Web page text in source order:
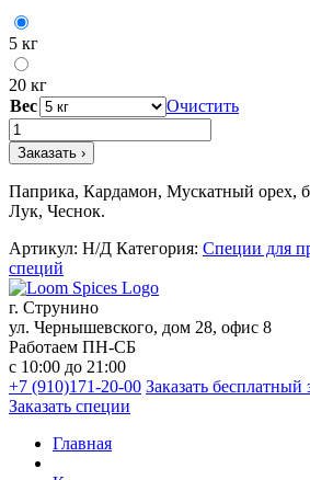
5 кг
20 кг
Вес
Очистить
Количество
товара
Приправа
для
Шашлыка
Заказать ›
Паприка, Кардамон, Мускатный орех,
Лук, Чеснок.
Артикул: Н/Д Категория: Специи для
специй
г. Струнино
ул. Чернышевского, дом 28, офис 8
Работаем ПН-СБ
с 10:00 до 21:00
+7 (910)171-20-00 Заказать бесплатный
Заказать специи
Главная